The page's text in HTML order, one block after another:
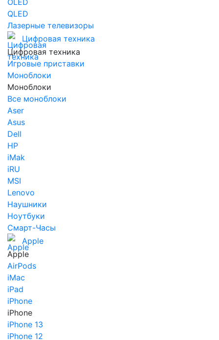
OLED
QLED
Лазерные телевизоры
Цифровая техника
Цифровая техника
Игровые приставки
Моноблоки
Моноблоки
Все моноблоки
Aser
Asus
Dell
HP
iMak
iRU
MSI
Lenovo
Наушники
Ноутбуки
Смарт-Часы
Apple
Apple
AirPods
iMac
iPad
iPhone
iPhone
iPhone 13
iPhone 12